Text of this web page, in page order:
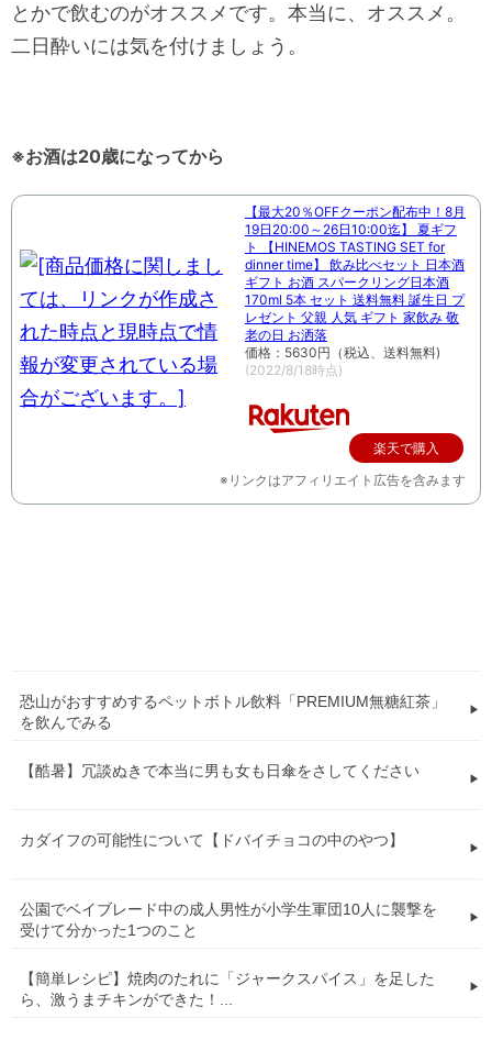
とかで飲むのがオススメです。本当に、オススメ。
二日酔いには気を付けましょう。
※お酒は20歳になってから
【最大20％OFFクーポン配布中！8月
19日20:00～26日10:00迄】 夏ギフ
ト 【HINEMOS TASTING SET for
dinner time】 飲み比べセット 日本酒
ギフト お酒 スパークリング日本酒
170ml 5本 セット 送料無料 誕生日 プ
レゼント 父親 人気 ギフト 家飲み 敬
老の日 お洒落
価格：5630円（税込、送料無料)
(2022/8/18時点)
楽天で購入
※リンクはアフィリエイト広告を含みます
恐山がおすすめするペットボトル飲料「PREMIUM無糖紅茶」
を飲んでみる
【酷暑】冗談ぬきで本当に男も女も日傘をさしてください
カダイフの可能性について【ドバイチョコの中のやつ】
公園でベイブレード中の成人男性が小学生軍団10人に襲撃を
受けて分かった1つのこと
【簡単レシピ】焼肉のたれに「ジャークスパイス」を足した
ら、激うまチキンができた！...